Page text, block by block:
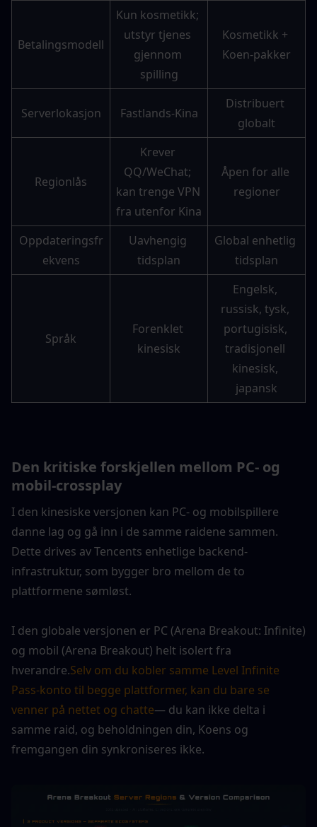
Betalingsmodell
Kun kosmetikk;
utstyr tjenes
gjennom
spilling
Kosmetikk +
Koen-pakker
Serverlokasjon Fastlands-Kina
Distribuert
globalt
Regionlås
Krever
QQ/WeChat;
kan trenge VPN
fra utenfor Kina
Åpen for alle
regioner
Oppdateringsfr
ekvens
Uavhengig
tidsplan
Global enhetlig
tidsplan
Språk
Forenklet
kinesisk
Engelsk,
russisk, tysk,
portugisisk,
tradisjonell
kinesisk,
japansk
Den kritiske forskjellen mellom PC- og
mobil-crossplay
I den kinesiske versjonen kan PC- og mobilspillere
danne lag og gå inn i de samme raidene sammen.
Dette drives av Tencents enhetlige backend-
infrastruktur, som bygger bro mellom de to
plattformene sømløst.
I den globale versjonen er PC (Arena Breakout: Infinite)
og mobil (Arena Breakout) helt isolert fra
hverandre.Selv om du kobler samme Level Infinite
Pass-konto til begge plattformer, kan du bare se
venner på nettet og chatte— du kan ikke delta i
samme raid, og beholdningen din, Koens og
fremgangen din synkroniseres ikke.